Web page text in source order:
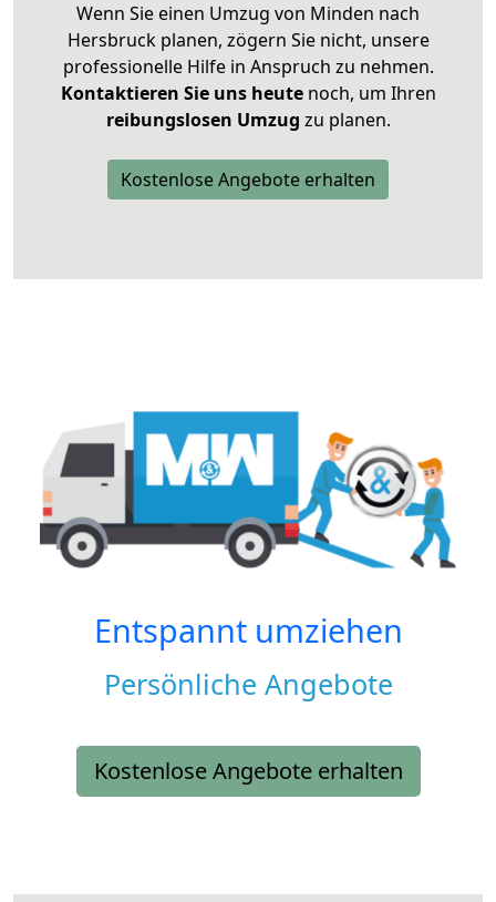
Wenn Sie einen Umzug von Minden nach
Hersbruck planen, zögern Sie nicht, unsere
professionelle Hilfe in Anspruch zu nehmen.
Kontaktieren Sie uns heutenoch, um Ihren
reibungslosen Umzug zu planen.
Kostenlose Angebote erhalten
Entspannt umziehen
Persönliche Angebote
Kostenlose Angebote erhalten